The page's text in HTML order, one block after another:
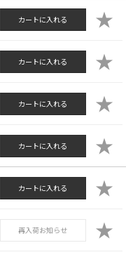
カートに入れる ★
カートに入れる ★
カートに入れる ★
カートに入れる ★
カートに入れる ★
再入荷お知らせ ★